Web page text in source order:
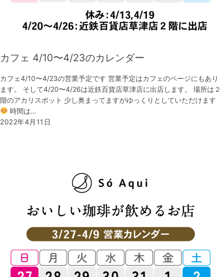
カフェ 4/10〜4/23のカレンダー
カフェ4/10〜4/23の営業予定です 営業予定はカフェのページにもあり
ます。 そして4/20〜4/26は近鉄百貨店草津店に出店します。 場所は２
階のアカリスポット 少し奥まってますがゆっくりとしていただけます
時間は…
2022年4月11日